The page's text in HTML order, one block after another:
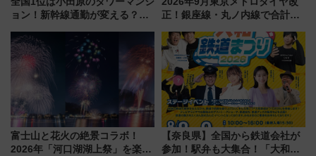
ョン！新幹線通勤が変える？
【新築マンション人気ランキン
グ】
正！銀座線・丸ノ内線で合計
待
富士山と花火の絶景コラボ！
2026年「河口湖湖上祭」を楽し
【奈良県】全国から鉄道会社が
参加！駅弁も大集合！「大和鉄